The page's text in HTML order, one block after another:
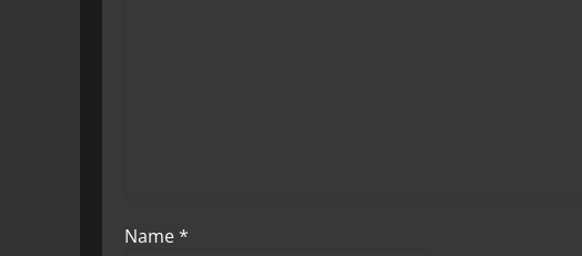
Name*